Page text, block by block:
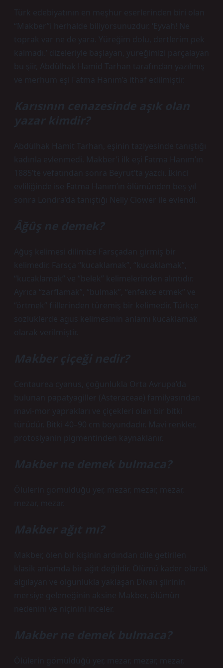
Türk edebiyatının en meşhur eserlerinden biri olan
“Makber”i herhalde biliyorsunuzdur. ‘Eyvah! Ne
toprak var ne de yara. Yüreğim dolu, dertlerim pek
kalmadı.’ dizeleriyle başlayan, yüreğimizi parçalayan
bu şiir, Abdülhak Hamid Tarhan tarafından yazılmış
ve merhum eşi Fatma Hanım’a ithaf edilmiştir.
Karısının cenazesinde aşık olan
yazar kimdir?
Abdülhak Hamit Tarhan, eşinin taziyesinde tanıştığı
kadınla evlenmedi. Makber’i ilk eşi Fatma Hanım’ın
1885’te vefatından sonra Beyrut’ta yazdı. İkinci
evliliğinde ise Fatma Hanım’ın ölümünden beş yıl
sonra Londra’da tanıştığı Nelly Clower ile evlendi.
Âğûş ne demek?
Ağuş kelimesi dilimize Farsçadan girmiş bir
kelimedir. Farsça “kucaklamak”, “kucaklamak”,
“kucaklamak” ve “belek” kelimelerinden alıntıdır.
Ayrıca “zarflamak”, “bulmak”, “enfekte etmek” ve
“örtmek” fiillerinden türemiş bir kelimedir. Türkçe
sözlüklerde agus kelimesinin anlamı kucaklamak
olarak verilmiştir.
Makber çiçeği nedir?
Centaurea cyanus, çoğunlukla Orta Avrupa’da
bulunan papatyagiller (Asteraceae) familyasından
mavi-mor yaprakları ve çiçekleri olan bir bitki
türüdür. Bitki 40–90 cm boyundadır. Mavi renkler,
protosiyanin pigmentinden kaynaklanır.
Makber ne demek bulmaca?
Ölülerin gömüldüğü yer, mezar, mezar, mezar,
mezar, mezar.
Makber ağıt mı?
Makber, ölen bir kişinin ardından dile getirilen
klasik anlamda bir ağıt değildir. Ölümü kader olarak
algılayan ve olgunlukla yaklaşan Divan şiirinin
mersiye geleneğinin aksine Makber, ölümün
nedenini ve niçinini inceler.
Makber ne demek bulmaca?
Ölülerin gömüldüğü yer, mezar, mezar, mezar,